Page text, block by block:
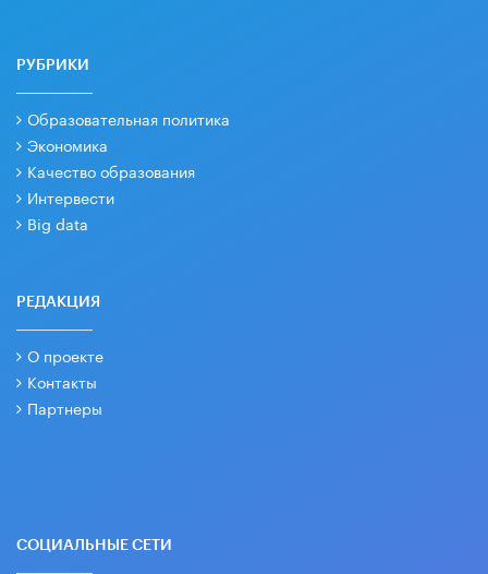
РУБРИКИ
Образовательная политика
Экономика
Качество образования
Интервести
Big data
РЕДАКЦИЯ
О проекте
Контакты
Партнеры
СОЦИАЛЬНЫЕ СЕТИ